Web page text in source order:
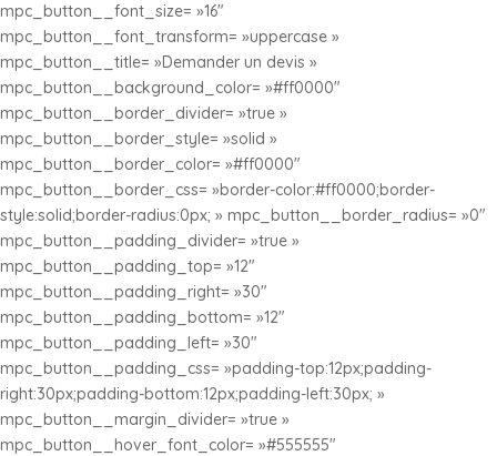
mpc_button__font_size= »16″
mpc_button__font_transform= »uppercase »
mpc_button__title= »Demander un devis »
mpc_button__background_color= »#ff0000″
mpc_button__border_divider= »true »
mpc_button__border_style= »solid »
mpc_button__border_color= »#ff0000″
mpc_button__border_css= »border-color:#ff0000;border-
style:solid;border-radius:0px; » mpc_button__border_radius= »0″
mpc_button__padding_divider= »true »
mpc_button__padding_top= »12″
mpc_button__padding_right= »30″
mpc_button__padding_bottom= »12″
mpc_button__padding_left= »30″
mpc_button__padding_css= »padding-top:12px;padding-
right:30px;padding-bottom:12px;padding-left:30px; »
mpc_button__margin_divider= »true »
mpc_button__hover_font_color= »#555555″